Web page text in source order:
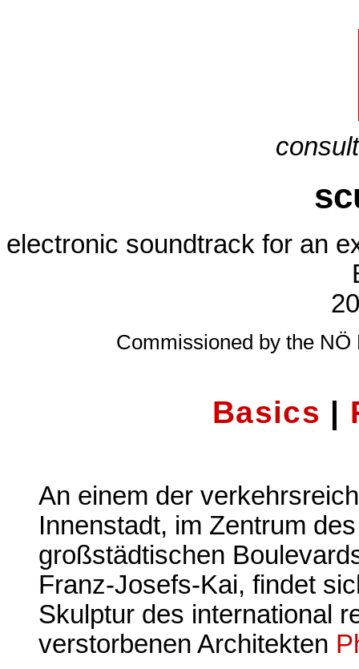
electronic soundtrack for an
Commissioned by the
Basics |
An einem der
Innenstadt, im Zentrum
großstädtischen
Franz-Josefs-Kai, findet
Skulptur des international
verstorbenen Architekten